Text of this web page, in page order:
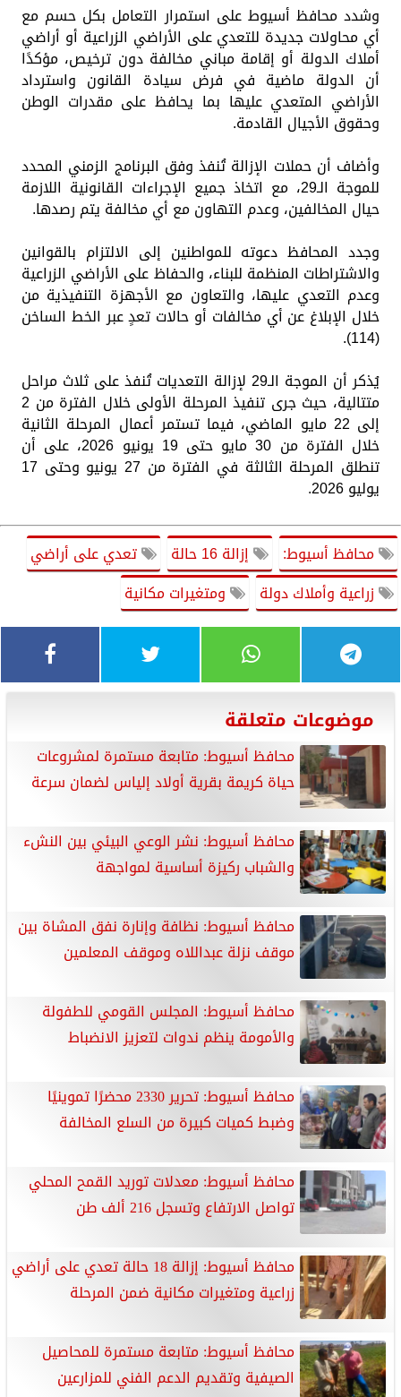
وشدد محافظ أسيوط على استمرار التعامل بكل حسم مع
أي محاولات جديدة للتعدي على الأراضي الزراعية أو أراضي
أملاك الدولة أو إقامة مباني مخالفة دون ترخيص، مؤكدًا
أن الدولة ماضية في فرض سيادة القانون واسترداد
الأراضي المتعدي عليها بما يحافظ على مقدرات الوطن
وحقوق الأجيال القادمة.
وأضاف أن حملات الإزالة تُنفذ وفق البرنامج الزمني المحدد
للموجة الـ29، مع اتخاذ جميع الإجراءات القانونية اللازمة
حيال المخالفين، وعدم التهاون مع أي مخالفة يتم رصدها.
وجدد المحافظ دعوته للمواطنين إلى الالتزام بالقوانين
والاشتراطات المنظمة للبناء، والحفاظ على الأراضي الزراعية
وعدم التعدي عليها، والتعاون مع الأجهزة التنفيذية من
خلال الإبلاغ عن أي مخالفات أو حالات تعدٍ عبر الخط الساخن
(114).
يُذكر أن الموجة الـ29 لإزالة التعديات تُنفذ على ثلاث مراحل
متتالية، حيث جرى تنفيذ المرحلة الأولى خلال الفترة من 2
إلى 22 مايو الماضي، فيما تستمر أعمال المرحلة الثانية
خلال الفترة من 30 مايو حتى 19 يونيو 2026، على أن
تنطلق المرحلة الثالثة في الفترة من 27 يونيو وحتى 17
يوليو 2026.
محافظ أسيوط: إزالة 16 حالة
تعدي على أراضي
زراعية وأملاك دولة
ومتغيرات مكانية
موضوعات متعلقة
محافظ أسيوط: متابعة مستمرة لمشروعات
حياة كريمة بقرية أولاد إلياس لضمان سرعة
محافظ أسيوط: نشر الوعي البيئي بين النشء
والشباب ركيزة أساسية لمواجهة
محافظ أسيوط: نظافة وإنارة نفق المشاة بين
موقف نزلة عبداللاه وموقف المعلمين
محافظ أسيوط: المجلس القومي للطفولة
والأمومة ينظم ندوات لتعزيز الانضباط
محافظ أسيوط: تحرير 2330 محضرًا تموينيًا
وضبط كميات كبيرة من السلع المخالفة
محافظ أسيوط: معدلات توريد القمح المحلي
تواصل الارتفاع وتسجل 216 ألف طن
محافظ أسيوط: إزالة 18 حالة تعدي على أراضي
زراعية ومتغيرات مكانية ضمن المرحلة
محافظ أسيوط: متابعة مستمرة للمحاصيل
الصيفية وتقديم الدعم الفني للمزارعين